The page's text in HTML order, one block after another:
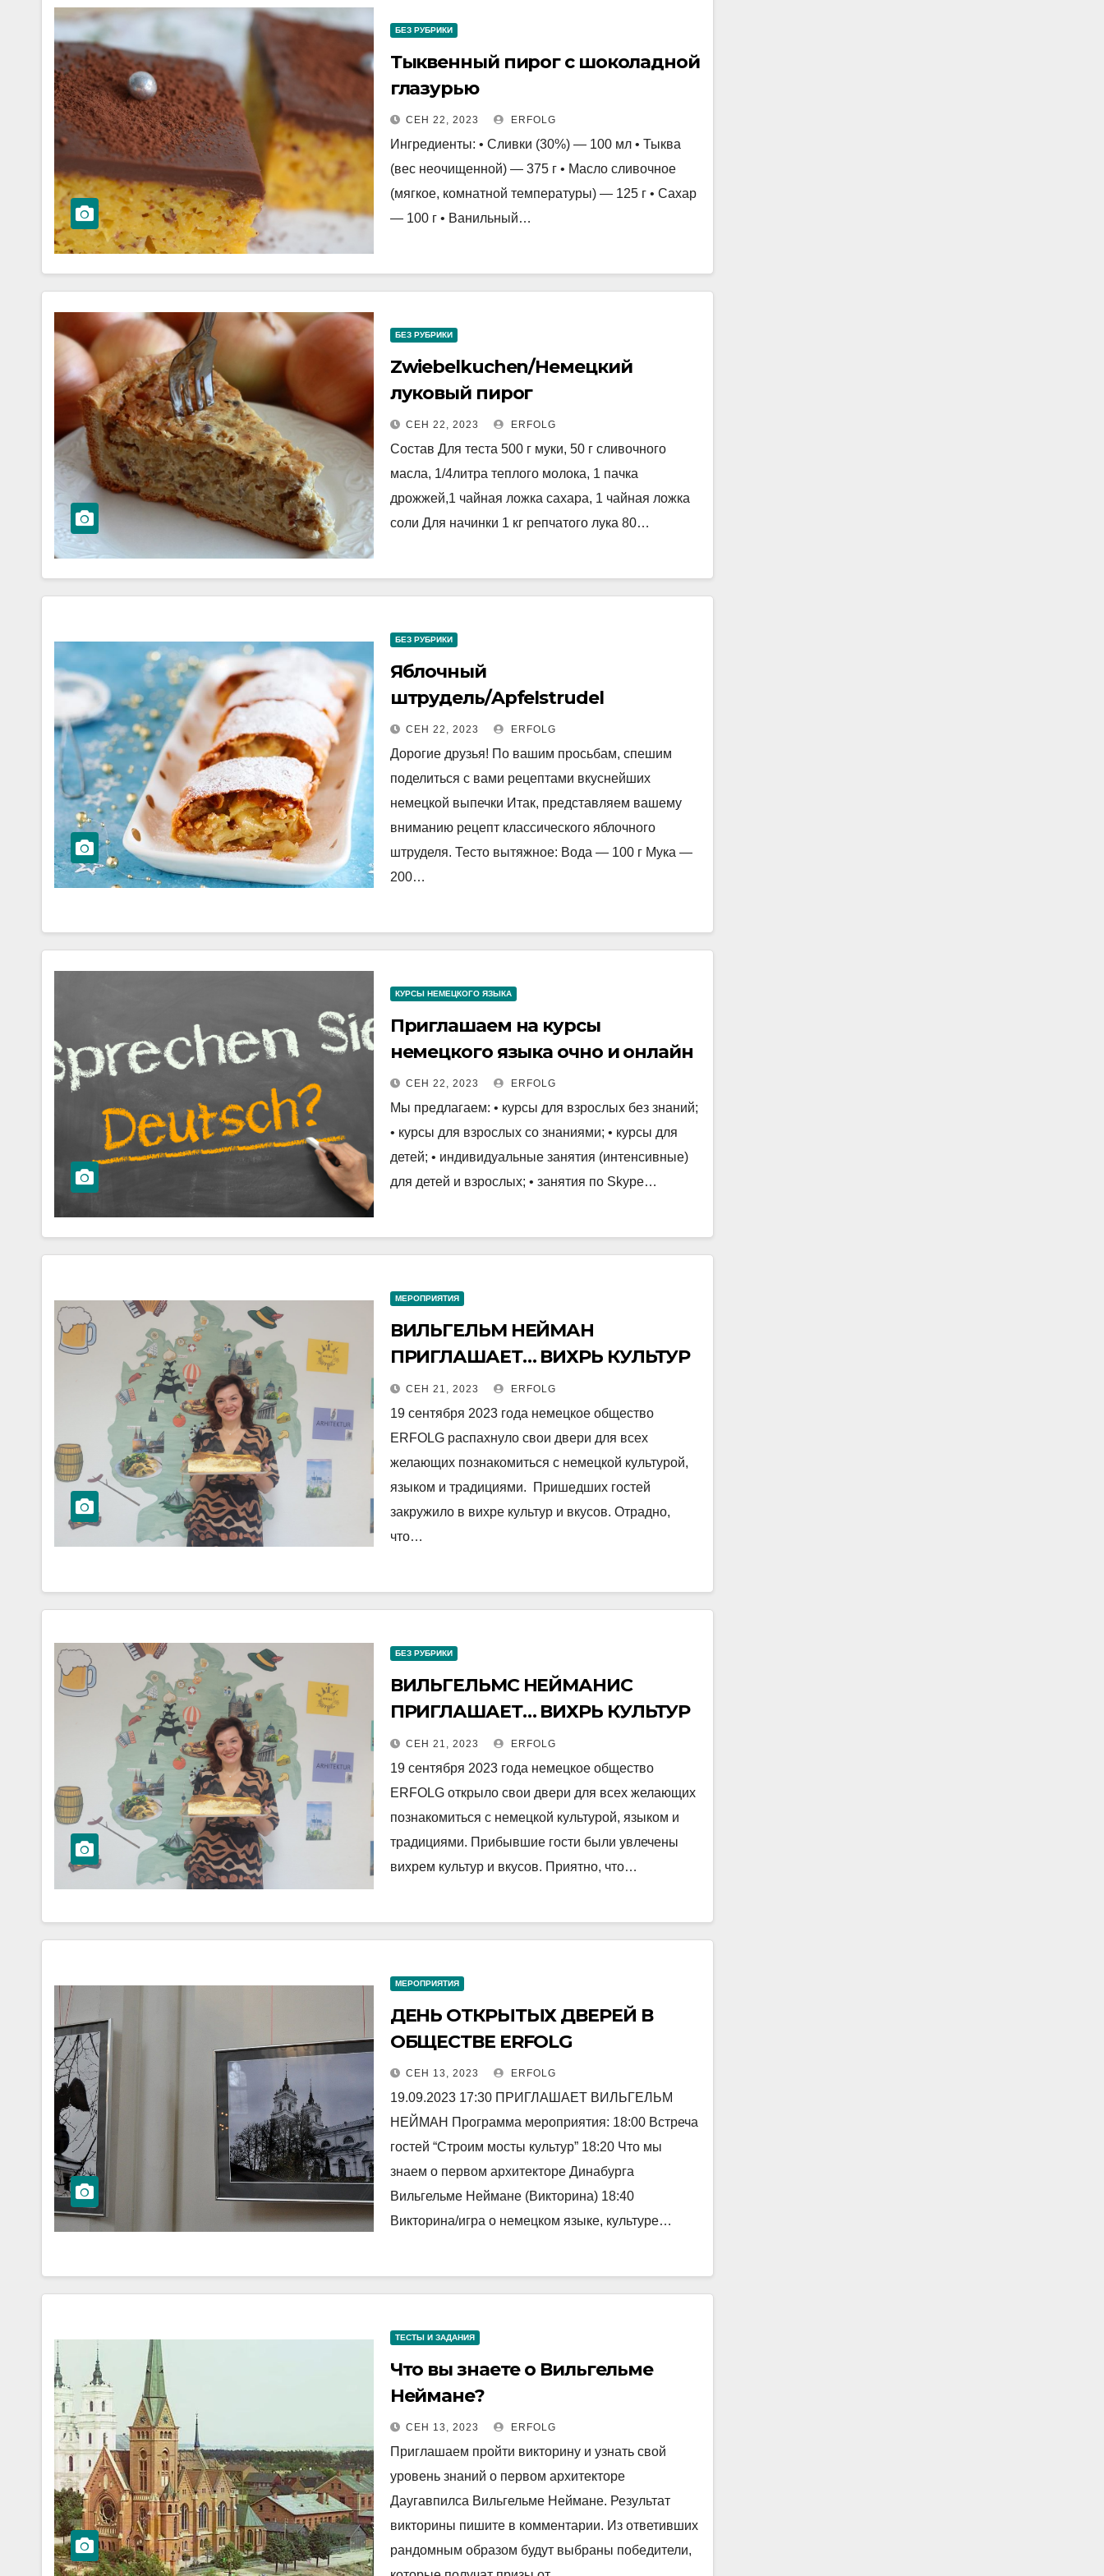
БЕЗ РУБРИКИ
Тыквенный пирог с шоколадной
глазурью
СЕН 22, 2023 ERFOLG
Ингредиенты: • Сливки (30%) — 100 мл • Тыква
(вес неочищенной) — 375 г • Масло сливочное
(мягкое, комнатной температуры) — 125 г • Сахар
— 100 г • Ванильный…
БЕЗ РУБРИКИ
Zwiebelkuchen/Немецкий
луковый пирог
СЕН 22, 2023 ERFOLG
Состав Для теста 500 г муки, 50 г сливочного
масла, 1/4литра теплого молока, 1 пачка
дрожжей,1 чайная ложка сахара, 1 чайная ложка
соли Для начинки 1 кг репчатого лука 80…
БЕЗ РУБРИКИ
Яблочный
штрудель/Apfelstrudel
СЕН 22, 2023 ERFOLG
Дорогие друзья! По вашим просьбам, спешим
поделиться с вами рецептами вкуснейших
немецкой выпечки Итак, представляем вашему
вниманию рецепт классического яблочного
штруделя. Тесто вытяжное: Вода — 100 г Мука —
200…
КУРСЫ НЕМЕЦКОГО ЯЗЫКА
Приглашаем на курсы
немецкого языка очно и онлайн
СЕН 22, 2023 ERFOLG
Мы предлагаем: • курсы для взрослых без знаний;
• курсы для взрослых со знаниями; • курсы для
детей; • индивидуальные занятия (интенсивные)
для детей и взрослых; • занятия по Skype…
МЕРОПРИЯТИЯ
ВИЛЬГЕЛЬМ НЕЙМАН
ПРИГЛАШАЕТ… ВИХРЬ КУЛЬТУР
И ВКУСОВ ИЛИ ДЕНЬ ОТКРЫТЫХ
ДВЕРЕЙ В ОБЩЕСТВЕ ERFOLG
СЕН 21, 2023 ERFOLG
19 сентября 2023 года немецкое общество
ERFOLG распахнуло свои двери для всех
желающих познакомиться с немецкой культурой,
языком и традициями. Пришедших гостей
закружило в вихре культур и вкусов. Отрадно,
что…
БЕЗ РУБРИКИ
ВИЛЬГЕЛЬМС НЕЙМАНИС
ПРИГЛАШАЕТ… ВИХРЬ КУЛЬТУР
И ВКУСОВ, ИЛИ ДЕНЬ
ОТКРЫТЫХ ДВЕРЕЙ В
ОБЩЕСТВЕ ERFOLG
СЕН 21, 2023 ERFOLG
19 сентября 2023 года немецкое общество
ERFOLG открыло свои двери для всех желающих
познакомиться с немецкой культурой, языком и
традициями. Прибывшие гости были увлечены
вихрем культур и вкусов. Приятно, что…
МЕРОПРИЯТИЯ
ДЕНЬ ОТКРЫТЫХ ДВЕРЕЙ В
ОБЩЕСТВЕ ERFOLG
СЕН 13, 2023 ERFOLG
19.09.2023 17:30 ПРИГЛАШАЕТ ВИЛЬГЕЛЬМ
НЕЙМАН Программа мероприятия: 18:00 Встреча
гостей “Строим мосты культур” 18:20 Что мы
знаем о первом архитекторе Динабурга
Вильгельме Неймане (Викторина) 18:40
Викторина/игра о немецком языке, культуре…
ТЕСТЫ И ЗАДАНИЯ
Что вы знаете о Вильгельме
Неймане?
СЕН 13, 2023 ERFOLG
Приглашаем пройти викторину и узнать свой
уровень знаний о первом архитекторе
Даугавпилса Вильгельме Неймане. Результат
викторины пишите в комментарии. Из ответивших
рандомным образом будут выбраны победители,